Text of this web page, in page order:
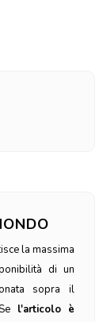
la massima
di un
sopra il
l'articolo è